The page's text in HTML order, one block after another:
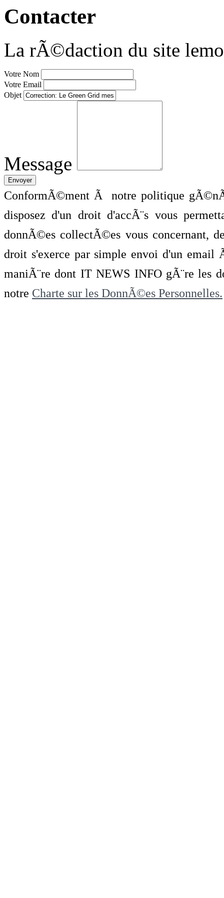
Contacter
La rÃ©daction du site
Votre Nom
Votre Email
Objet
Message
ConformÃ©ment Ã notre politique
disposez d'un droit d'accÃ¨s vous
donnÃ©es collectÃ©es vous concernant,
droit s'exerce par simple envoi d'un
maniÃ¨re dont IT NEWS INFO gÃ¨re les
notre Charte sur les DonnÃ©es Personnelles.